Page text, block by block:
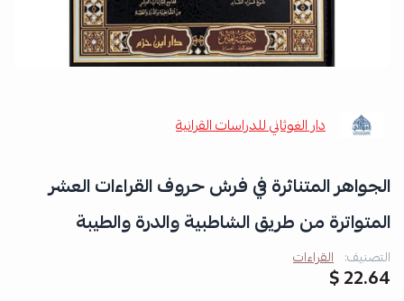
دار الغوثاني للدراسات القرانية
الجواهر المتناثرة في فرش حروف القراءات العشر
المتواترة من طريق الشاطبية والدرة والطيبة
التصنيف: القراءات
22.64 $